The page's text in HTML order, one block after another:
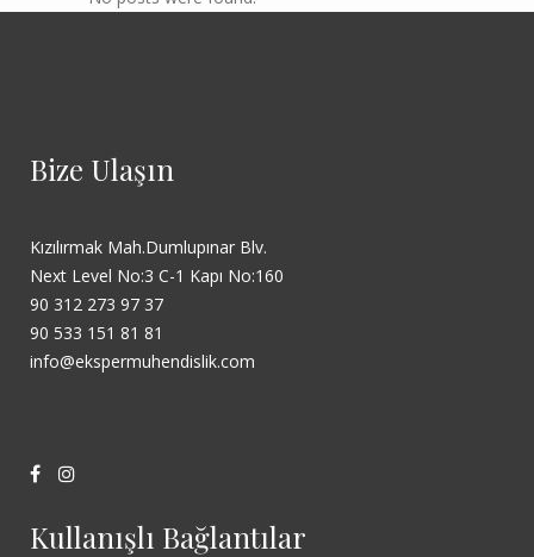
Bize Ulaşın
Kızılırmak Mah.Dumlupınar Blv.
Next Level No:3 C-1 Kapı No:160
90 312 273 97 37
90 533 151 81 81
info@ekspermuhendislik.com
Kullanışlı Bağlantılar